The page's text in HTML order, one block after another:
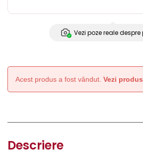
Vezi poze reale
Acest produs a fost vândut. Vezi
Descriere